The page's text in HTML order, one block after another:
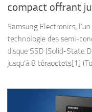
compact offrant
Samsung Electronics,
technologie des semi-
disque SSD (Solid-State
jusqu’à 8 téraoctets[1]